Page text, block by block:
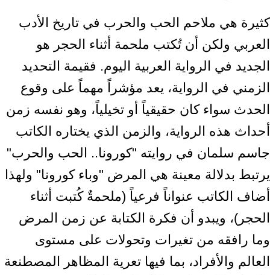
كثيرة هي ملاحم الحب والحرب في تاريخ الأدب
العربي ولكن أن تُكتب ملحمة أثناء الحجر هو
الجديد في الرواية العربية اليوم. فقيمة التحديد
الزمني في الرواية، يعد مؤشراً مهماً على وقوع
الحدث سواء كان حقيقياً أو تخيلياً، وهو نفسه زمن
أحداث هذه الرواية، والزمن الذي يختاره الكاتب
جاسم سلمان في روايته "كورونا.. الحب والحرب"
يرتبط بدلالة معينة هي المرض "وباء كورونا" ولهذا
أضاف الكاتب عنواناً فرعياً (ملحمةٌ كُتبت أثناء
الحجر)، ويبدو أن فكرة الكتابة عن زمن المرض
وما رافقه من تغيرات وتحولات على مستوى
العالم والأفراد، بما فيها تعرية المظاهر المصطنعة